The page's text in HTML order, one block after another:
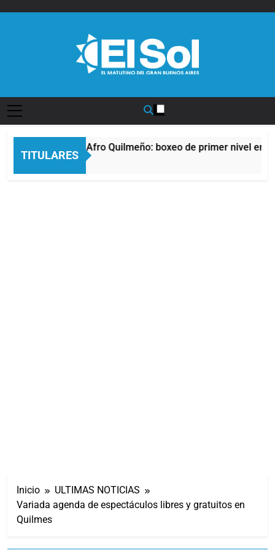
TITULARES
La noche del Afro Quilmeño: boxeo de primer nivel en la
5 Horas Atrás
Inicio
ULTIMAS NOTICIAS
Variada agenda de espectáculos libres y gratuitos en
Quilmes